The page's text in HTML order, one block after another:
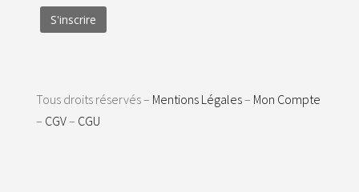
Tous droits réservés – Mentions Légales– Mon Compte
– CGV– CGU